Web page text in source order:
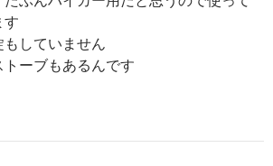
す
していません
ーブもあるんです